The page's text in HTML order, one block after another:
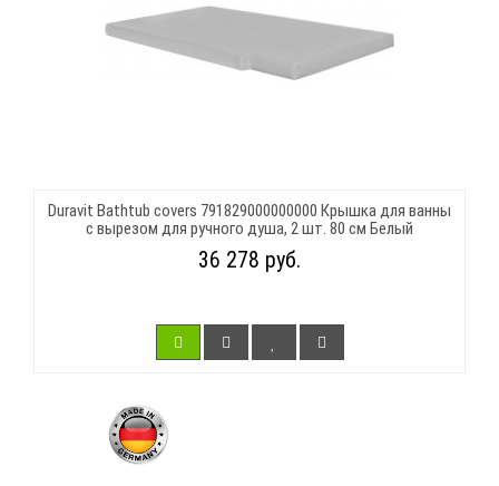
Duravit Bathtub covers 791829000000000 Крышка для ванны
с вырезом для ручного душа, 2 шт. 80 см Белый
36 278 руб.